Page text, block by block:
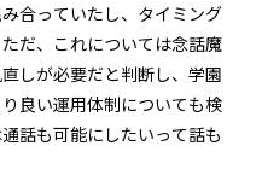
ビューワー設定
議（９）
議（１０）
合っていたし、タイミング
だ、これについては念話魔
しが必要だと判断し、学園
良い運用体制についても検
話も可能にしたいって話も